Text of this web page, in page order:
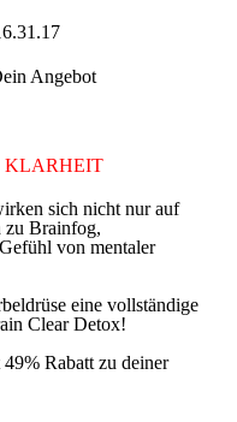
Angebot
KLARHEIT
sich nicht nur auf
zu Brainfog,
von mentaler
eine vollständige
Clear Detox!
Rabatt zu deiner